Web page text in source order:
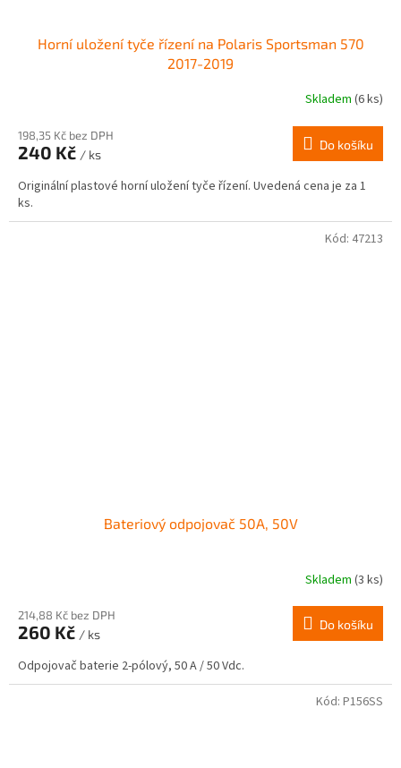
Horní uložení tyče řízení na Polaris Sportsman 570
2017-2019
Skladem (6 ks)
198,35 Kč bez DPH
240 Kč / ks
Do košíku
Originální plastové horní uložení tyče řízení. Uvedená cena je za 1
ks.
Bateriový odpojovač 50A, 50V
Skladem (3 ks)
214,88 Kč bez DPH
260 Kč / ks
Do košíku
Odpojovač baterie 2-pólový, 50 A / 50 Vdc.
Kód: 47213
Kód: P156SS